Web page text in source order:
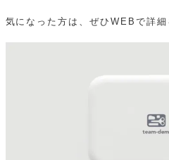
気になった方は、ぜひWEBで詳細